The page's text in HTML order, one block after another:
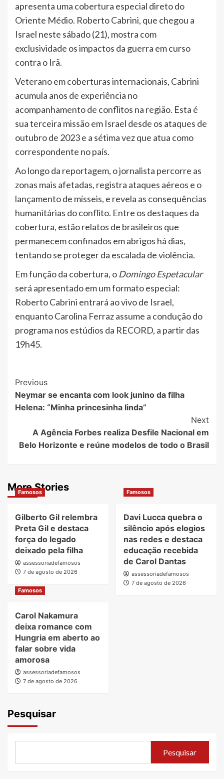
apresenta uma cobertura especial direto do
Oriente Médio. Roberto Cabrini, que chegou a
Israel neste sábado (21), mostra com
exclusividade os impactos da guerra em curso
contra o Irã.
Veterano em coberturas internacionais, Cabrini
acumula anos de experiência no
acompanhamento de conflitos na região. Esta é
sua terceira missão em Israel desde os ataques de
outubro de 2023 e a sétima vez que atua como
correspondente no país.
Ao longo da reportagem, o jornalista percorre as
zonas mais afetadas, registra ataques aéreos e o
lançamento de mísseis, e revela as consequências
humanitárias do conflito. Entre os destaques da
cobertura, estão relatos de brasileiros que
permanecem confinados em abrigos há dias,
tentando se proteger da escalada de violência.
Em função da cobertura, o Domingo Espetacular
será apresentado em um formato especial:
Roberto Cabrini entrará ao vivo de Israel,
enquanto Carolina Ferraz assume a condução do
programa nos estúdios da RECORD, a partir das
19h45.
Post
Navigation
Previous
Neymar se encanta com look junino da filha
Helena: “Minha princesinha linda”
Next
A Agência Forbes realiza Desfile Nacional em
Belo Horizonte e reúne modelos de todo o Brasil
More Stories
Famosos
Gilberto Gil relembra
Preta Gil e destaca
força do legado
deixado pela filha
assessoriadefamosos
7 de agosto de 2026
Famosos
Davi Lucca quebra o
silêncio após elogios
nas redes e destaca
educação recebida
de Carol Dantas
assessoriadefamosos
7 de agosto de 2026
Famosos
Carol Nakamura
deixa romance com
Hungria em aberto ao
falar sobre vida
amorosa
assessoriadefamosos
7 de agosto de 2026
Pesquisar
Pesquisar